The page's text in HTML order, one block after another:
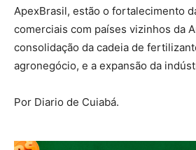
ApexBrasil, estão o fortalecimento
comerciais com países vizinhos da
consolidação da cadeia de
agronegócio, e a expansão da
Por Diario de Cuiabá.